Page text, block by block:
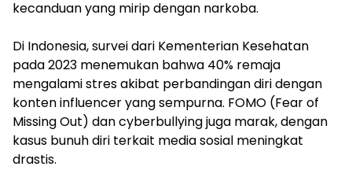
kecanduan yang mirip dengan narkoba.
Di Indonesia, survei dari Kementerian Kesehatan
pada 2023 menemukan bahwa 40% remaja
mengalami stres akibat perbandingan diri dengan
konten influencer yang sempurna. FOMO (Fear of
Missing Out) dan cyberbullying juga marak, dengan
kasus bunuh diri terkait media sosial meningkat
drastis.